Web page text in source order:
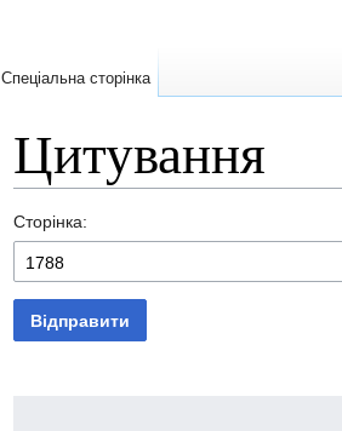
Цитування
Сторінка:
Відправити
Спеціальна сторінка